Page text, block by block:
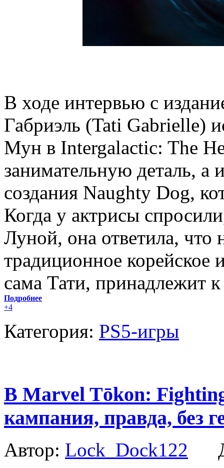
В ходе интервью с
Габриэль (Tati Gabrielle)
Мун в Intergalactic: The
занимательную деталь, а
создания Naughty Dog,
Когда у актрисы
Луной, она ответила, что
традиционное корейское
сама Тати, принадлежит
Подробнее
+4
Категория: PS5-игры
В Marvel Tōkon: Fighting
кампания, правда, без
Автор: Lock_Dock122